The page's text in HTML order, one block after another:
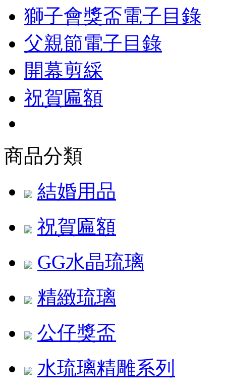
獅子會獎盃電子目錄
父親節電子目錄
開幕剪綵
祝賀匾額
商品分類
結婚用品
祝賀匾額
GG水晶琉璃
精緻琉璃
公仔獎盃
水琉璃精雕系列